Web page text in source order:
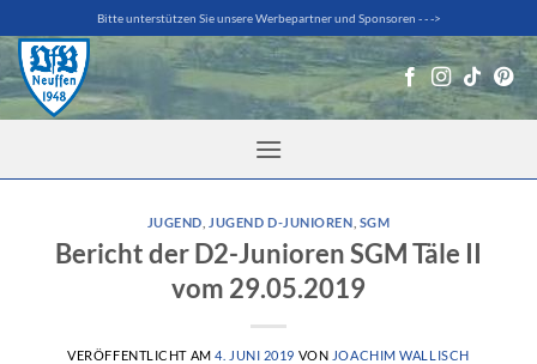
Inhalt
springen
Bitte unterstützen Sie unsere Werbepartner und Sponsoren - - ->
JUGEND JUGEND D-JUNIOREN SGM
Bericht der D2-Junioren SGM Täle II
vom 29.05.2019
VERÖFFENTLICHT AM4. JUNI 2019 VON JOACHIM WALLISCH